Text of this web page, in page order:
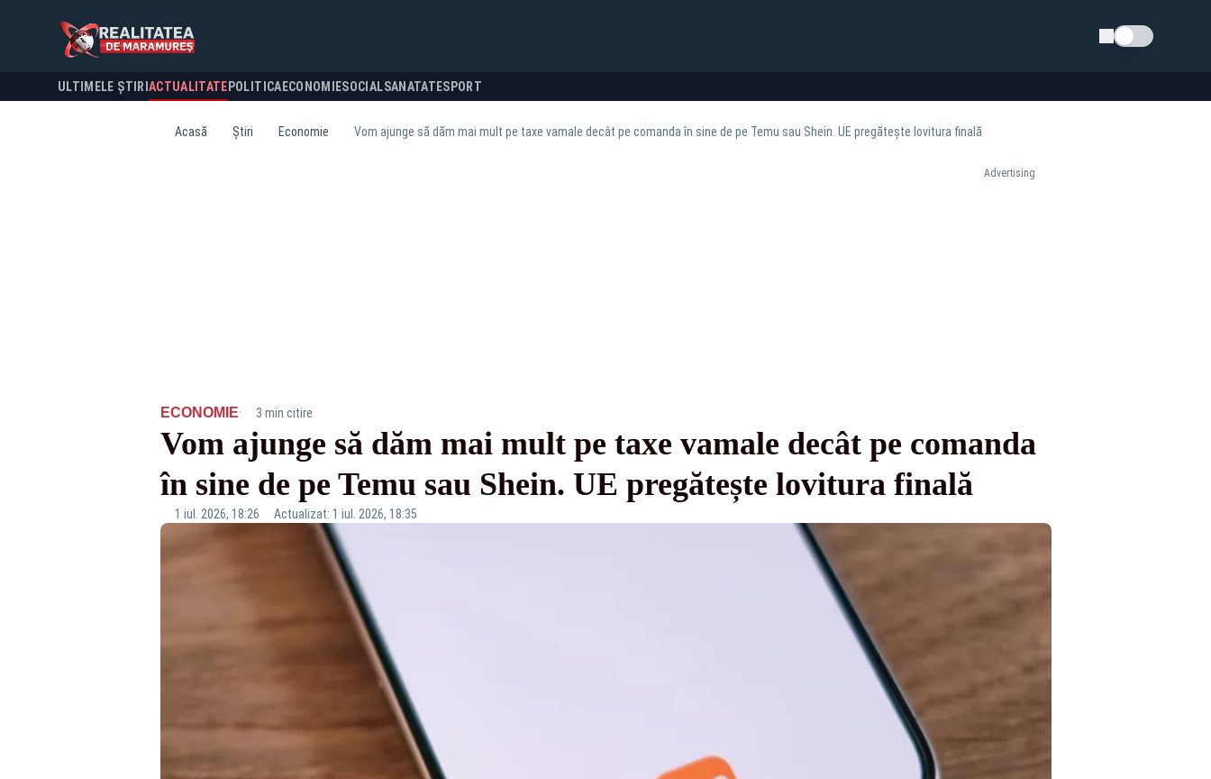
Schimba tema
ULTIMELE ȘTIRI ACTUALITATE POLITICA ECONOMIESOCIALSANATATESPORT
Acasă Știri Economie Vom ajunge să dăm mai mult pe taxe vamale decât pe comanda în sine de pe Temu sau Shein. UE pregătește lovitura finală
Advertising
ECONOMIE· 3 min citire
Vom ajunge să dăm mai mult pe taxe vamale decât pe comanda
în sine de pe Temu sau Shein. UE pregătește lovitura finală
1 iul. 2026, 18:26 Actualizat: 1 iul. 2026, 18:35